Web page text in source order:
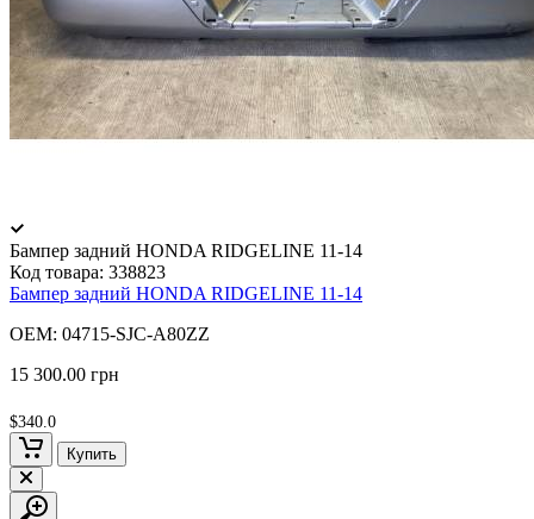
Бампер задний HONDA RIDGELINE 11-14
Код товара: 338823
Бампер задний HONDA RIDGELINE 11-14
OEM: 04715-SJC-A80ZZ
15 300.00 грн
$340.0
Купить